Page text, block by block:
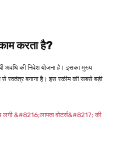
करता है?
अवधि की निवेश योजना है। इसका मुख्य
से स्वतंत्र बनाना है। इस स्कीम की सबसे बड़ी
&#8216;लापता वोटर्स&#8217; की